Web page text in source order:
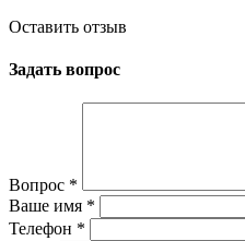
Оставить отзыв
Задать вопрос
Вопрос *
Ваше имя *
Телефон *